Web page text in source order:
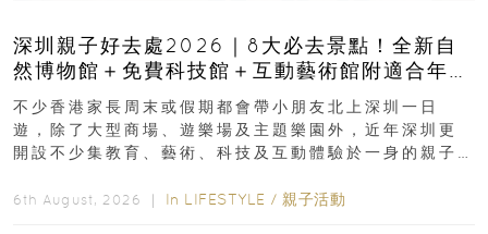
深圳親子好去處2026｜8大必去景點！全新自
然博物館＋免費科技館＋互動藝術館附適合年
齡、交通、門票、開放時間
不少香港家長周末或假期都會帶小朋友北上深圳一日
遊，除了大型商場、遊樂場及主題樂園外，近年深圳更
開設不少集教育、藝術、科技及互動體驗於一身的親子
6th August, 2026 ｜ In LIFESTYLE / 親子活動